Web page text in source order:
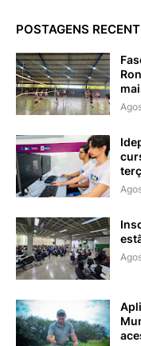
POSTAGENS